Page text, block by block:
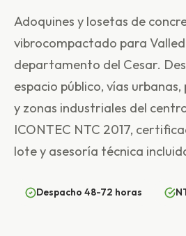
Adoquines y losetas de
vibrocompactado para
departamento del Cesar.
espacio público, vías
y zonas industriales del
ICONTEC NTC 2017,
lote y asesoría técnica
Despacho 48-72 horas